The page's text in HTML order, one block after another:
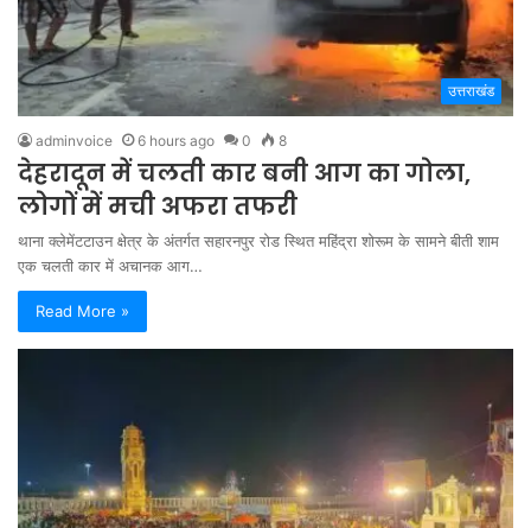
उत्तराखंड
adminvoice 6 hours ago 0 8
देहरादून में चलती कार बनी आग का गोला,
लोगों में मची अफरा तफरी
थाना क्लेमेंटटाउन क्षेत्र के अंतर्गत सहारनपुर रोड स्थित महिंद्रा शोरूम के सामने बीती शाम
एक चलती कार में अचानक आग…
Read More »